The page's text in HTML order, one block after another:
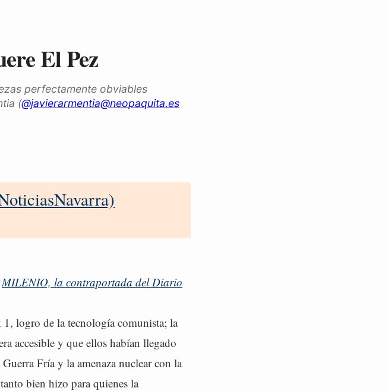
El Pez
perfectamente obviables
(@javierarmentia@neopaquita.es
MILENIO, la contraportada del Diario
logro de la tecnología comunista; la
accesible y que ellos habían llegado
Fría y la amenaza nuclear con la
bien hizo para quienes la